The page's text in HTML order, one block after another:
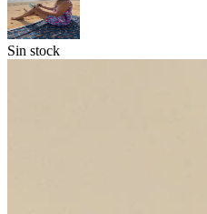
Sin stock